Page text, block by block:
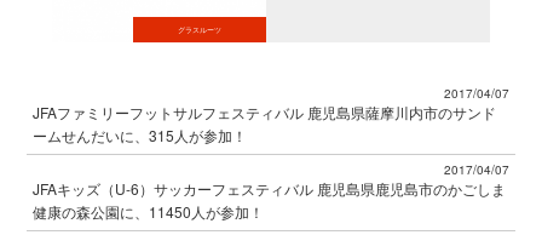
グラスルーツ
2017/04/07
JFAファミリーフットサルフェスティバル 鹿児島県薩摩川内市のサンド
ームせんだいに、315人が参加！
2017/04/07
JFAキッズ（U-6）サッカーフェスティバル 鹿児島県鹿児島市のかごしま
健康の森公園に、11450人が参加！